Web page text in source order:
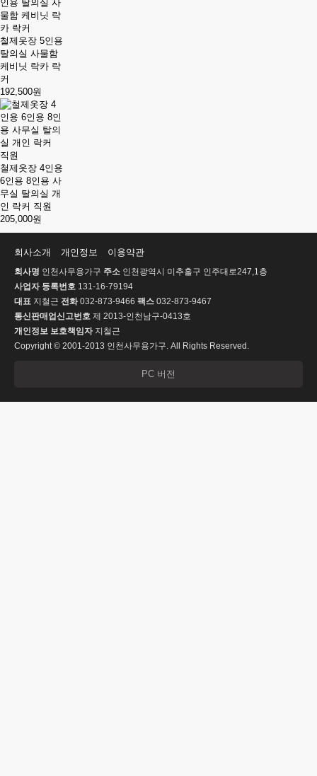
철제옷장 5인용
탈의실 사물함
케비닛 락카 락
커
192,500원
철제옷장 4인용
6인용 8인용 사
무실 탈의실 개
인 락커 직원
205,000원
회사소개 개인정보 이용약관
회사명 인천사무용가구 주소 인천광역시 미추홀구 인주대로247,1층
사업자 등록번호 131-16-79194
대표 지철근 전화032-873-9466 팩스 032-873-9467
통신판매업신고번호 제 2013-인천남구-0413호
개인정보 보호책임자지철근
Copyright © 2001-2013 인천사무용가구. All Rights Reserved.
PC 버전